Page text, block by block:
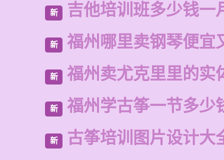
新 吉他培训班多少钱一
新 福州哪里卖钢琴便宜
新 福州卖尤克里里的实
新 福州学古筝一节多少
新 古筝培训图片设计大